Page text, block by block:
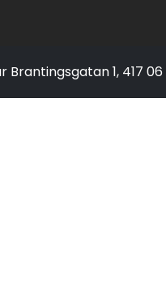
Brantingsgatan 1, 417